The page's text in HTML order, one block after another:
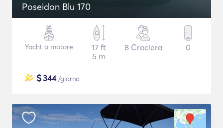
Poseidon Blu 170
Yacht a motore
17 ft
5 m
8 Crociera 0
$344/giorno